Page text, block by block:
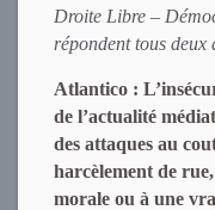
Droite Libre –
répondent tous deux
Atlantico :
de l’actualité
des attaques au
harcèlement de
morale ou à une